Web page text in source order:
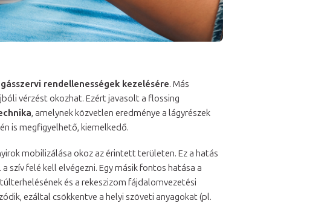
rendellenességek kezelésére. Más
vérzést okozhat. Ezért javasolt a flossing
, amelynek közvetlen eredménye a lágyrészek
is megfigyelhető, kiemelkedő.
mobilizálása okoz az érintett területen. Ez a hatás
szív felé kell elvégezni. Egy másik fontos hatása a
és a rekeszizom fájdalomvezetési
ezáltal csökkentve a helyi szöveti anyagokat (pl.